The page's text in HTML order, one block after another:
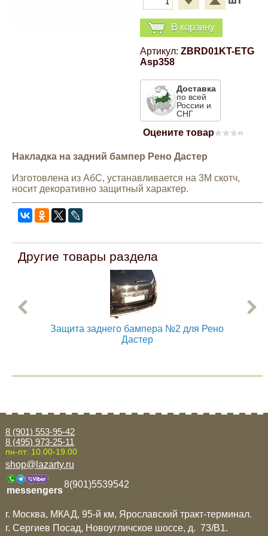
В корзину
Артикул: ZBRD01KT-ETG
Asp358
Доставка
по всей
России и
СНГ
Оцените товар (0)
Накладка на задний бампер Рено Дастер
Изготовлена из АбС, устанавливается на 3М скотч,
носит декоративно защитный характер.
Другие товары раздела
Защита заднего бампера №2 для Рено
Дастер
8 (901) 553-95-42
8 (495) 973-25-11
пн-пт: 10.00-19.00
shop@lazarty.ru
messengers
8(901)5539542
г. Москва, МКАД, 95-й км, Ярославский тракт-терминал.
г. Сергиев Посад, Новоугличское шоссе, д. 73/B1.
Компрессионные фитинги Poliext
Lada
Lexus
Mazda
Mercedes-Benz
Opel
Toyota
Volkswagen
УАЗ
Дополнительные товары
Эмали универсальные акриловые
Магнитные панели на холодильник